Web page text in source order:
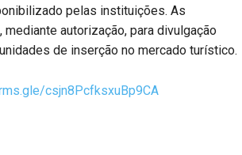
pelas instituições. As
autorização, para divulgação
de inserção no mercado turístico.
csjn8PcfksxuBp9CA